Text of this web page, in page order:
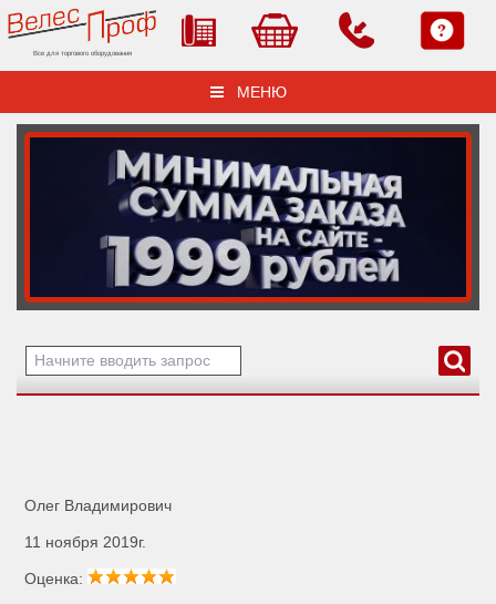
Все для торгового оборудования
МЕНЮ
Олег Владимирович
11 ноября 2019г.
Оценка: